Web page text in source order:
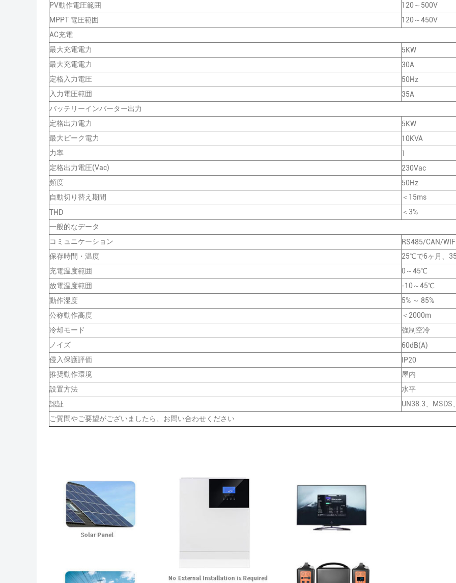
PV動作電圧範囲
120～500V
MPPT 電圧範囲
120～450V
AC充電
最大充電電力
5KW
最大充電電力
30A
定格入力電圧
50Hz
入力電圧範囲
35A
バッテリーインバーター出力
定格出力電力
5KW
最大ピーク電力
10KVA
力率
1
定格出力電圧(Vac)
230Vac
頻度
50Hz
自動切り替え期間
＜15ms
THD
＜3%
一般的なデータ
コミュニケーション
RS485/CAN/WIFI
保存時間・温度
25℃で6ヶ月、
充電温度範囲
0～45℃
放電温度範囲
-10～45℃
動作湿度
5% ～ 85%
公称動作高度
＜2000m
冷却モード
強制空冷
ノイズ
60dB(A)
侵入保護評価
IP20
推奨動作環境
屋内
設置方法
水平
認証
UN38.3、
ご質問やご要望がございましたら、お問い合わせください